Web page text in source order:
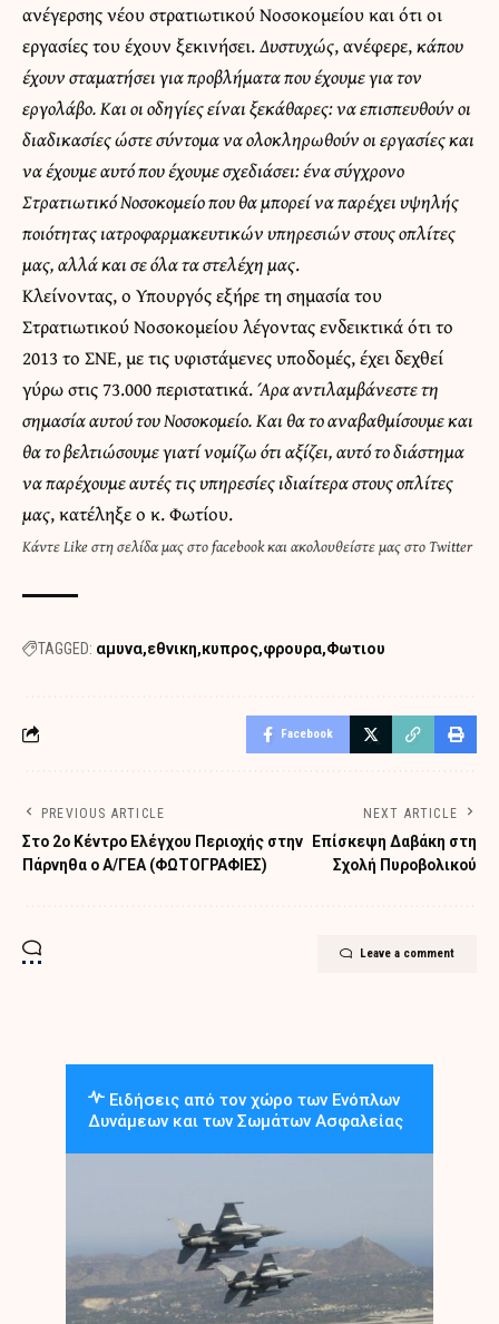
ανέγερσης νέου στρατιωτικού Νοσοκομείου και ότι οι
εργασίες του έχουν ξεκινήσει.Δυστυχώς, ανέφερε,κάπου
έχουν σταματήσει για προβλήματα που έχουμε για τον
εργολάβο. Και οι οδηγίες είναι ξεκάθαρες: να επισπευθούν οι
διαδικασίες ώστε σύντομα να ολοκληρωθούν οι εργασίες και
να έχουμε αυτό που έχουμε σχεδιάσει: ένα σύγχρονο
Στρατιωτικό Νοσοκομείο που θα μπορεί να παρέχει υψηλής
ποιότητας ιατροφαρμακευτικών υπηρεσιών στους οπλίτες
μας, αλλά και σε όλα τα στελέχη μας.
Κλείνοντας, ο Υπουργός εξήρε τη σημασία του
Στρατιωτικού Νοσοκομείου λέγοντας ενδεικτικά ότι το
2013 το ΣΝΕ, με τις υφιστάμενες υποδομές, έχει δεχθεί
γύρω στις 73.000 περιστατικά.Άρα αντιλαμβάνεστε τη
σημασία αυτού του Νοσοκομείο. Και θα το αναβαθμίσουμε και
θα το βελτιώσουμε γιατί νομίζω ότι αξίζει, αυτό το διάστημα
να παρέχουμε αυτές τις υπηρεσίες ιδιαίτερα στους οπλίτες
μας, κατέληξε ο κ. Φωτίου.
ΚάντεLike στη σελίδα μας στο facebookκαιακολουθείστε μας στο Twitter
TAGGED: αμυνα εθνικη κυπρος φρουρα Φωτιου
Facebook
PREVIOUS ARTICLE
Στο 2ο Κέντρο Ελέγχου Περιοχής στην
Πάρνηθα ο Α/ΓΕΑ (ΦΩΤΟΓΡΑΦΙΕΣ)
NEXT ARTICLE
Επίσκεψη Δαβάκη στη
Σχολή Πυροβολικού
Leave a comment
Ειδήσεις από τον χώρο των Ενόπλων
Δυνάμεων και των Σωμάτων Ασφαλείας